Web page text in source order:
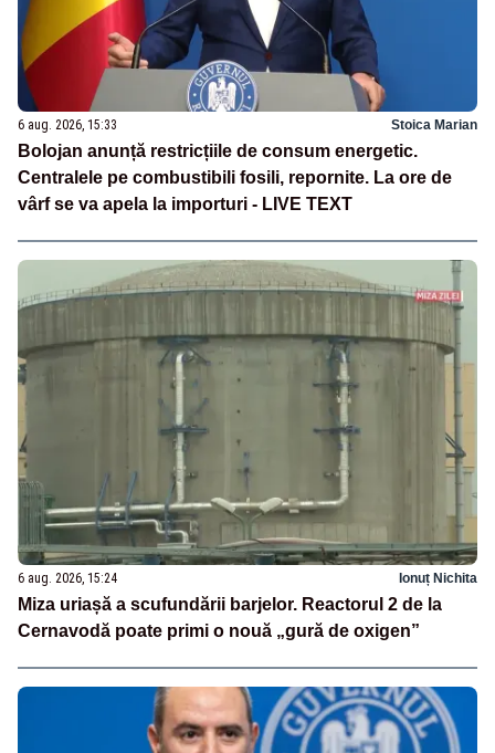
6 aug. 2026, 15:33 Stoica Marian
Bolojan anunță restricțiile de consum energetic.
Centralele pe combustibili fosili, repornite. La ore de
vârf se va apela la importuri - LIVE TEXT
6 aug. 2026, 15:24 Ionuț Nichita
Miza uriașă a scufundării barjelor. Reactorul 2 de la
Cernavodă poate primi o nouă „gură de oxigen”